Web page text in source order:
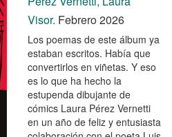
Visor. Febrero 2026
Los poemas de este álbum ya
estaban escritos. Había que
convertirlos en viñetas. Y eso
es lo que ha hecho la
estupenda dibujante de
cómics Laura Pérez Vernetti
en un año de feliz y entusiasta